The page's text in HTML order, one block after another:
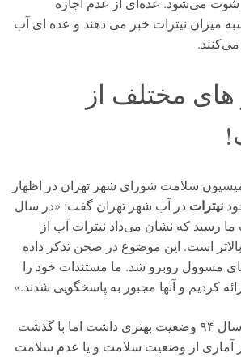
میزان نیترات خبر می دهند و عده ای آب
مختلف از
سلامت شورای شهر تهران در اظهار
نیترات در آب شهر تهران گفت: «در سال
ما رسید که نشان می‌داد نیترات آب از
است. این موضوع در صحن تذکر داده
مسوول روبرو شد. ما مستندات خود را
کردیم و آنها مجبور به پاسخگویی شدند.»
سلامت آب تهران در سال ۹۴ وضعیت بهتری داشت اما با گذشت
از سال ۹۵ هنوز آماری از وضعیت سلامت و یا عدم سلامت